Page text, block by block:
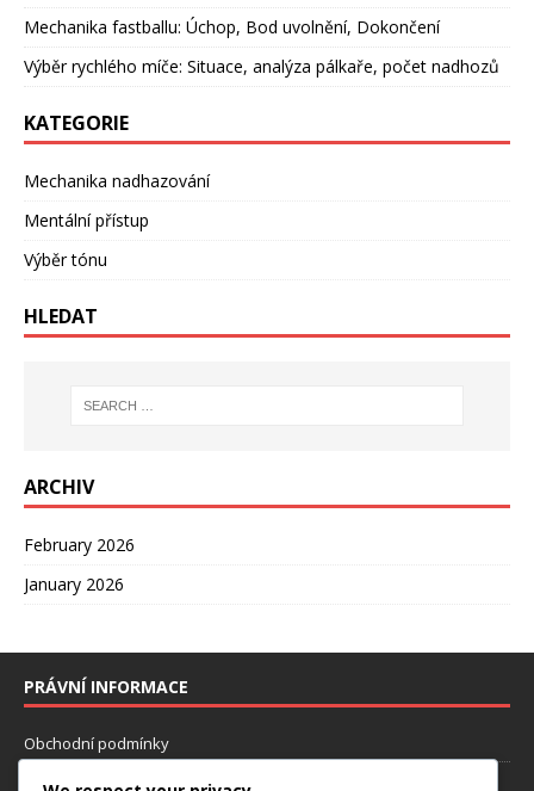
Mechanika fastballu: Úchop, Bod uvolnění, Dokončení
Výběr rychlého míče: Situace, analýza pálkaře, počet nadhozů
KATEGORIE
Mechanika nadhazování
Mentální přístup
Výběr tónu
HLEDAT
ARCHIV
February 2026
January 2026
PRÁVNÍ INFORMACE
Obchodní podmínky
Zásady používání souborů cookie